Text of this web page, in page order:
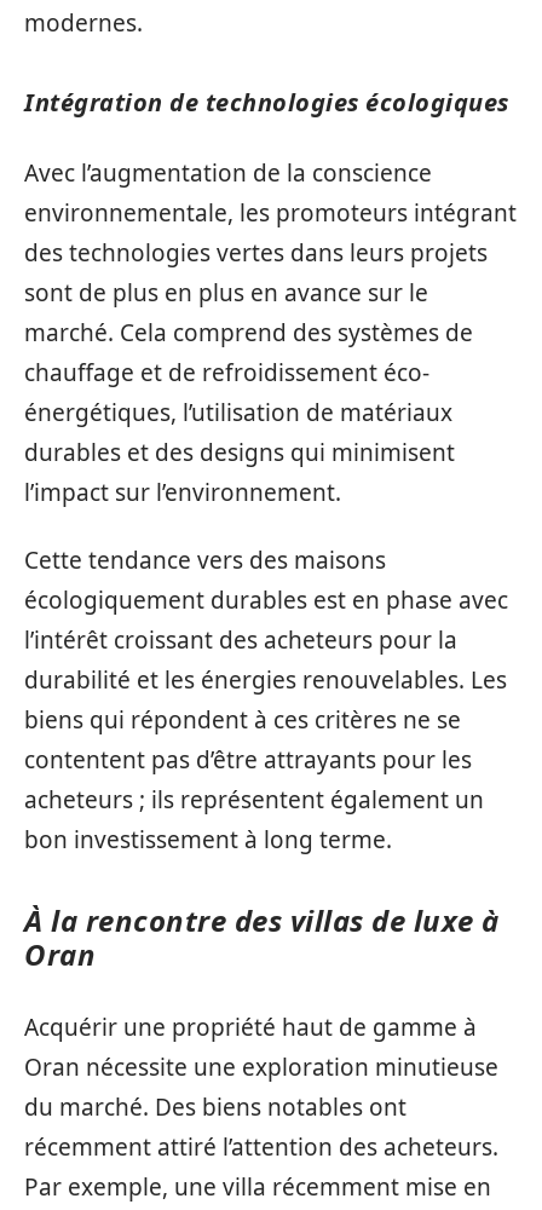
modernes.
Intégration de technologies écologiques
Avec l’augmentation de la conscience
environnementale, les promoteurs intégrant
des technologies vertes dans leurs projets
sont de plus en plus en avance sur le
marché. Cela comprend des systèmes de
chauffage et de refroidissement éco-
énergétiques, l’utilisation de matériaux
durables et des designs qui minimisent
l’impact sur l’environnement.
Cette tendance vers des maisons
écologiquement durables est en phase avec
l’intérêt croissant des acheteurs pour la
durabilité et les énergies renouvelables. Les
biens qui répondent à ces critères ne se
contentent pas d’être attrayants pour les
acheteurs ; ils représentent également un
bon investissement à long terme.
À la rencontre des villas de luxe à
Oran
Acquérir une propriété haut de gamme à
Oran nécessite une exploration minutieuse
du marché. Des biens notables ont
récemment attiré l’attention des acheteurs.
Par exemple, une villa récemment mise en